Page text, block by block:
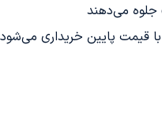
جلوه می‌دهند
قیمت پایین خریداری